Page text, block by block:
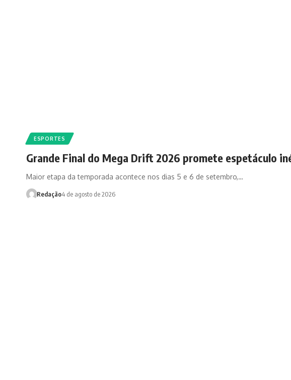
ESPORTES
Grande Final do Mega Drift 2026 promete espetáculo
Maior etapa da temporada acontece nos dias 5 e 6 de setembro,…
Redação4 de agosto de 2026